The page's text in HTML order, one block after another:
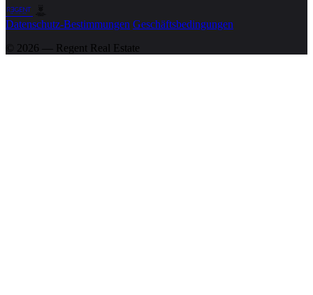
Datenschutz-Bestimmungen Geschäftsbedingungen
© 2026 — Regent Real Estate